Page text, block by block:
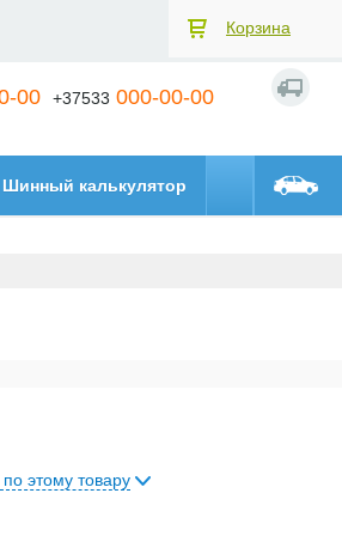
Корзина
00 +37533 000-00-00
Шинный калькулятор
этому товару